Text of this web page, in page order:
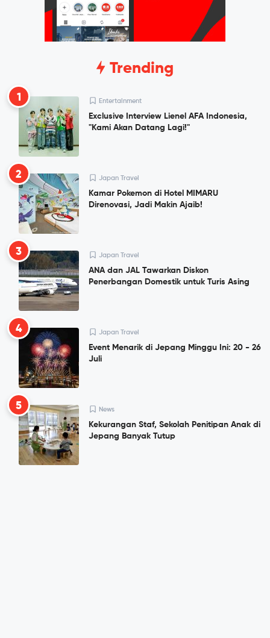
Trending
1 Entertainment
Exclusive Interview Lienel AFA Indonesia,
"Kami Akan Datang Lagi!"
2 Japan Travel
Kamar Pokemon di Hotel MIMARU
Direnovasi, Jadi Makin Ajaib!
3 Japan Travel
ANA dan JAL Tawarkan Diskon
Penerbangan Domestik untuk Turis Asing
4 Japan Travel
Event Menarik di Jepang Minggu Ini: 20 - 26
Juli
5 News
Kekurangan Staf, Sekolah Penitipan Anak di
Jepang Banyak Tutup